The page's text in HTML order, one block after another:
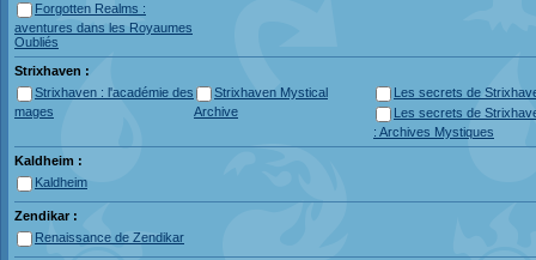
Forgotten Realms :
aventures dans les Royaumes
Oubliés
Strixhaven :
Strixhaven : l'académie des
mages
Strixhaven Mystical
Archive
Les secrets de
Les secrets de
: Archives Mystiques
Kaldheim :
Kaldheim
Zendikar :
Renaissance de Zendikar